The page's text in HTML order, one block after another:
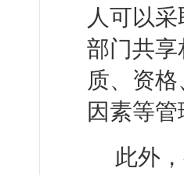
人可以
部门共
质、资
因素等管
此外